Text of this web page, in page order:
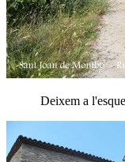
Deixem a